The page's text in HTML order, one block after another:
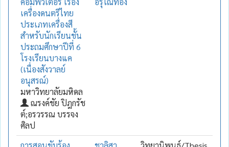
เครื่องดนตรีไทย
ประเภทเครื่องสี
สำหรับนักเรียนชั้น
ประถมศึกษาปีที่ 6
โรงเรียนบางแค
(เนื่องสังวาลย์
อนุสรณ์)
มหาวิทยาลัยมหิดล
ณรงค์ชัย ปิฎกรัช
ต์;อรวรรณ บรรจง
ศิลป